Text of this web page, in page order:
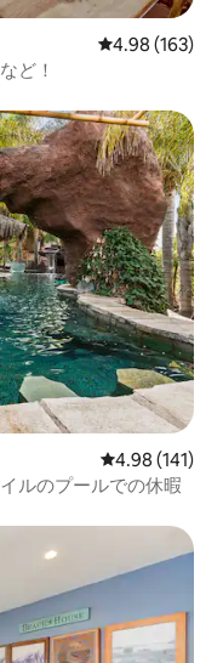
レビュー163
4.98 (163)
ど！
レビュー141
4.98 (141)
ルのプールでの休暇